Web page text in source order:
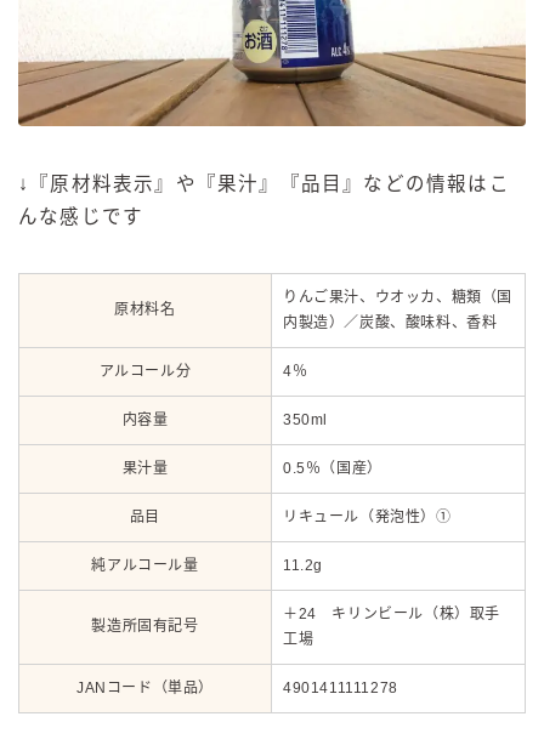
↓『原材料表示』や『果汁』『品目』などの情報はこ
んな感じです
原材料名
りんご果汁、ウオッカ、糖類（国
内製造）／炭酸、酸味料、香料
アルコール分 4％
内容量 350ml
果汁量 0.5％（国産）
品目 リキュール（発泡性）①
純アルコール量 11.2g
製造所固有記号
＋24 キリンビール（株）取手
工場
JANコード（単品） 4901411111278